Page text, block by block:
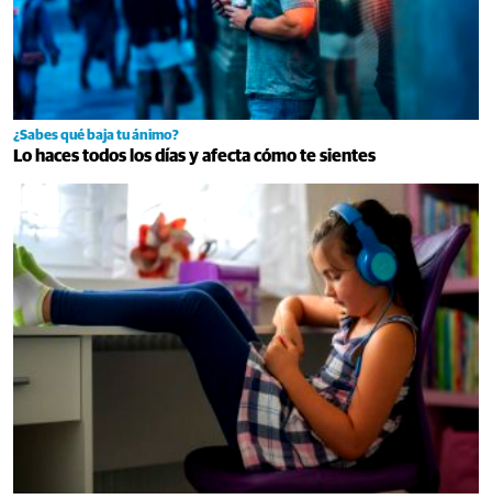
¿Sabes qué baja tu ánimo?
Lo haces todos los días y afecta cómo te sientes